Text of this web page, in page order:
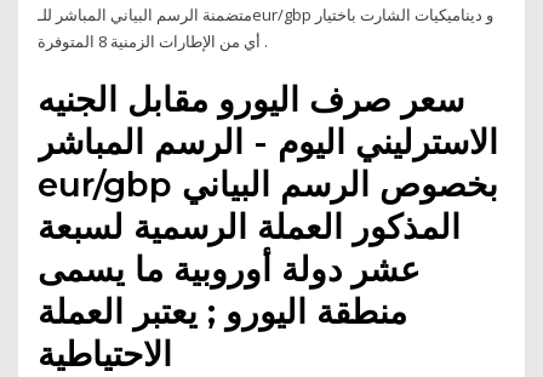
متضمنة الرسم البياني المباشر للـeur/gbp و ديناميكيات الشارت باختيار
أي من الإطارات الزمنية 8 المتوفرة .
سعر صرف اليورو مقابل الجنيه
الاسترليني اليوم - الرسم المباشر
eur/gbp بخصوص الرسم البياني
المذكور العملة الرسمية لسبعة
عشر دولة أوروبية ما يسمى
منطقة اليورو ; يعتبر العملة
الاحتياطية